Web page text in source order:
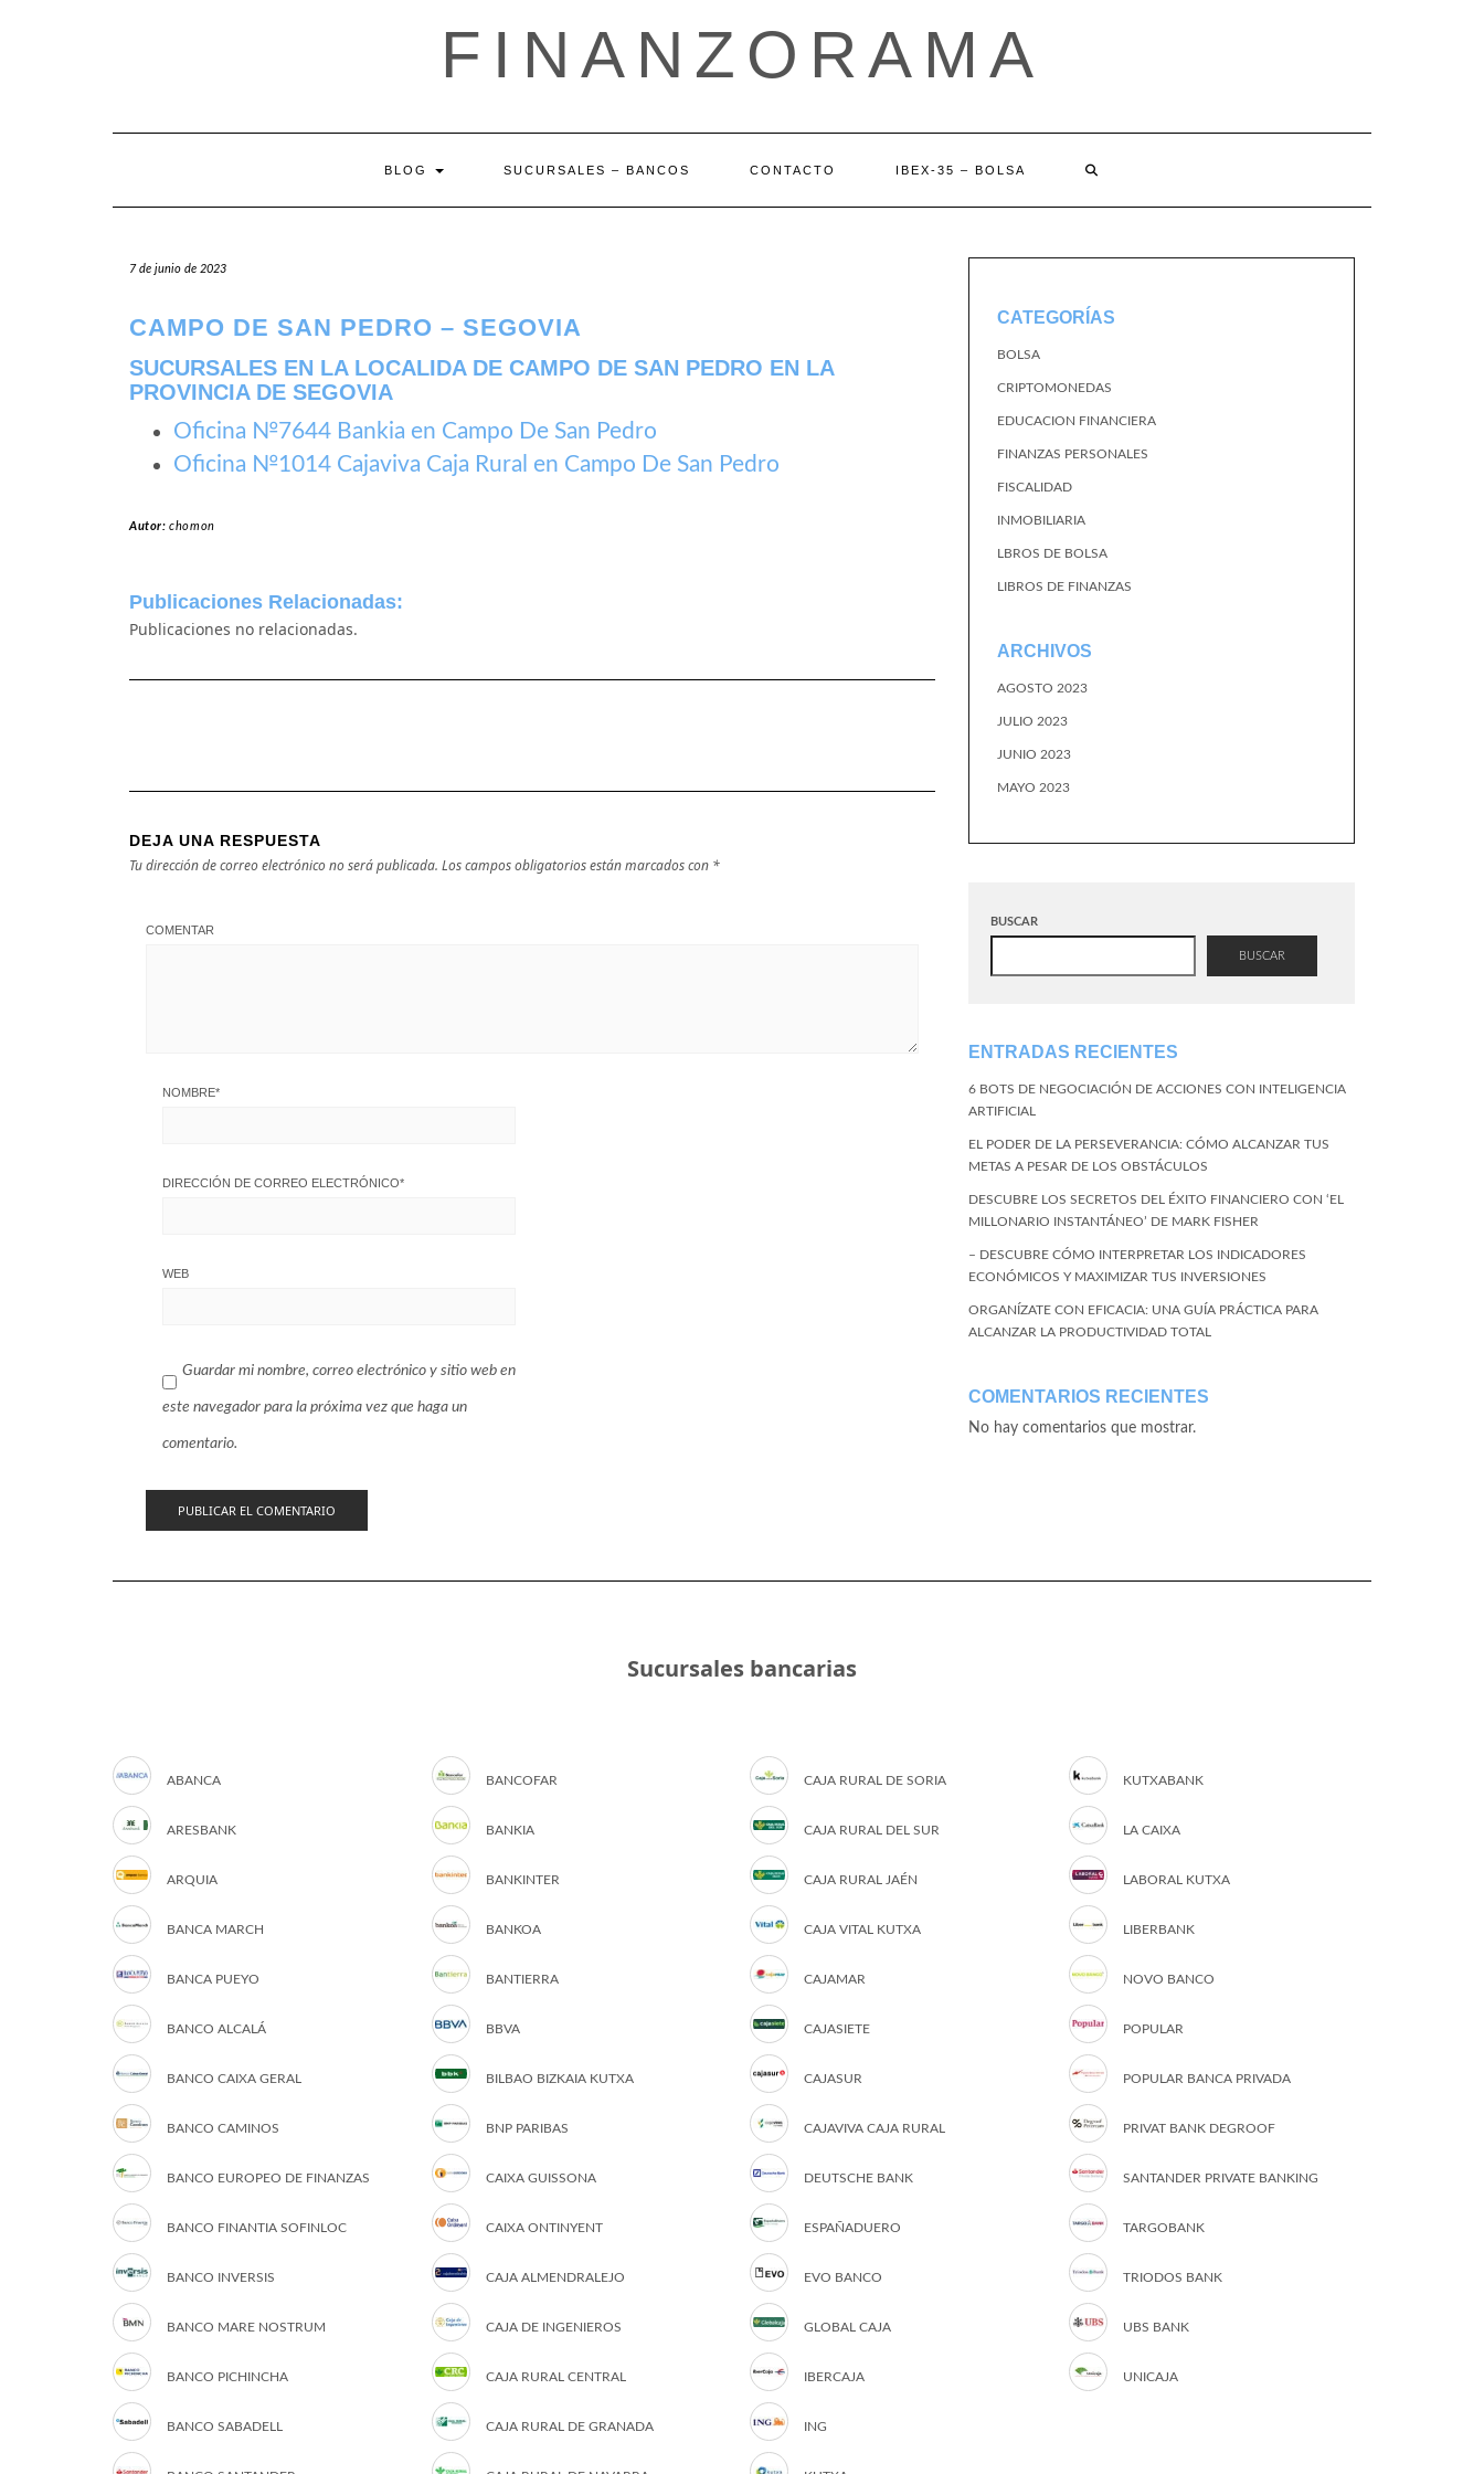
FINANZORAMA
BLOG SUCURSALES – BANCOS CONTACTO IBEX-35 – BOLSA
7 de junio de 2023
CAMPO DE SAN PEDRO – SEGOVIA
SUCURSALES EN LA LOCALIDA DE CAMPO DE SAN PEDRO EN LA
PROVINCIA DE SEGOVIA
Oficina №7644 Bankia en Campo De San Pedro
Oficina №1014 Cajaviva Caja Rural en Campo De San Pedro
Autor:chomon
Publicaciones Relacionadas:
Publicaciones no relacionadas.
DEJA UNA RESPUESTA
Tu dirección de correo electrónico no será publicada. Los campos obligatorios están marcados con *
COMENTAR
NOMBRE*
DIRECCIÓN DE CORREO ELECTRÓNICO*
WEB
Guardar mi nombre, correo electrónico y sitio web en
este navegador para la próxima vez que haga un
comentario.
CATEGORÍAS
BOLSA
CRIPTOMONEDAS
EDUCACION FINANCIERA
FINANZAS PERSONALES
FISCALIDAD
INMOBILIARIA
LBROS DE BOLSA
LIBROS DE FINANZAS
ARCHIVOS
AGOSTO 2023
JULIO 2023
JUNIO 2023
MAYO 2023
BUSCAR
BUSCAR
ENTRADAS RECIENTES
6 BOTS DE NEGOCIACIÓN DE ACCIONES CON INTELIGENCIA
ARTIFICIAL
EL PODER DE LA PERSEVERANCIA: CÓMO ALCANZAR TUS
METAS A PESAR DE LOS OBSTÁCULOS
DESCUBRE LOS SECRETOS DEL ÉXITO FINANCIERO CON ‘EL
MILLONARIO INSTANTÁNEO’ DE MARK FISHER
– DESCUBRE CÓMO INTERPRETAR LOS INDICADORES
ECONÓMICOS Y MAXIMIZAR TUS INVERSIONES
ORGANÍZATE CON EFICACIA: UNA GUÍA PRÁCTICA PARA
ALCANZAR LA PRODUCTIVIDAD TOTAL
COMENTARIOS RECIENTES
No hay comentarios que mostrar.
Sucursales bancarias
ABANCA
ARESBANK
ARQUIA
BANCA MARCH
BANCA PUEYO
BANCO ALCALÁ
BANCO CAIXA GERAL
BANCO CAMINOS
BANCO EUROPEO DE FINANZAS
BANCO FINANTIA SOFINLOC
BANCO INVERSIS
BANCO MARE NOSTRUM
BANCO PICHINCHA
BANCO SABADELL
BANCOFAR
BANKIA
BANKINTER
BANKOA
BANTIERRA
BBVA
BILBAO BIZKAIA KUTXA
BNP PARIBAS
CAIXA GUISSONA
CAIXA ONTINYENT
CAJA ALMENDRALEJO
CAJA DE INGENIEROS
CAJA RURAL CENTRAL
CAJA RURAL DE GRANADA
CAJA RURAL DE SORIA
CAJA RURAL DEL SUR
CAJA RURAL JAÉN
CAJA VITAL KUTXA
CAJAMAR
CAJASIETE
CAJASUR
CAJAVIVA CAJA RURAL
DEUTSCHE BANK
ESPAÑADUERO
EVO BANCO
GLOBAL CAJA
IBERCAJA
ING
KUTXABANK
LA CAIXA
LABORAL KUTXA
LIBERBANK
NOVO BANCO
POPULAR
POPULAR BANCA PRIVADA
PRIVAT BANK DEGROOF
SANTANDER PRIVATE BANKING
TARGOBANK
TRIODOS BANK
UBS BANK
UNICAJA